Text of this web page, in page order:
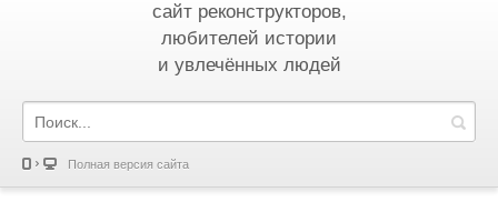
сайт реконструкторов,
любителей истории
и увлечённых людей
Полная версия сайта